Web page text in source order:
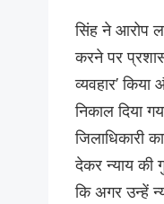
सिंह ने आरोप
करने पर
व्यवहार’
निकाल दिया
जिलाधिकारी
देकर न्याय की
कि अगर उन्हें